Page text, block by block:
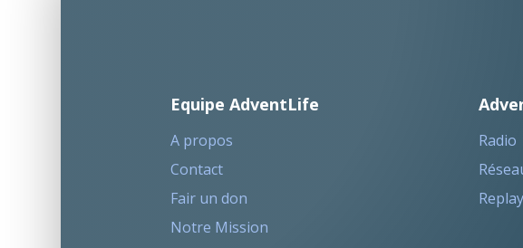
Equipe AdventLife
A propos
Contact
Fair un don
Notre Mission
Radio
Replay